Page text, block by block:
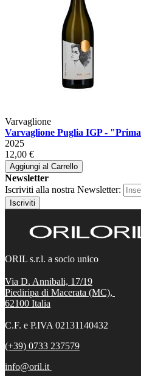
Varvaglione
Varvaglione Puglia IGP -
2025
12,00 €
Aggiungi al Carrello
Newsletter
Iscriviti alla nostra Newsletter:
Iscriviti
ORIL s.r.l. a socio unico
Via D. Annibali, 17/19
Piediripa di Macerata (MC),
62100 Italia
C.F. e P.IVA 02131140432
(+39) 0733 237579
info@oril.it